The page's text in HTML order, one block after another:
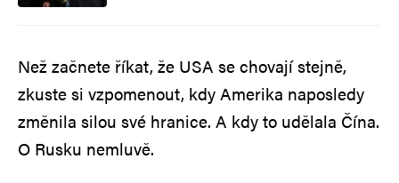
Než začnete říkat, že USA se chovají stejně,
zkuste si vzpomenout, kdy Amerika naposledy
změnila silou své hranice. A kdy to udělala Čína.
O Rusku nemluvě.